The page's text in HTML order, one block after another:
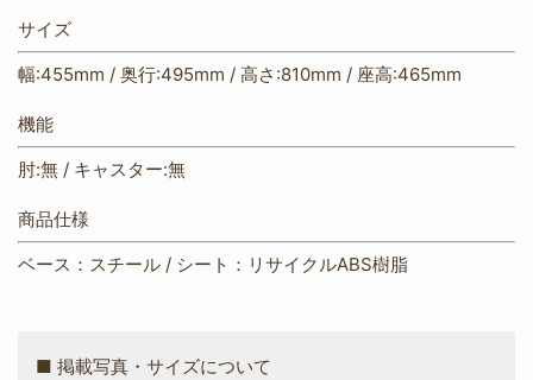
サイズ
幅:455mm / 奥行:495mm / 高さ:810mm / 座高:465mm
機能
肘:無 / キャスター:無
商品仕様
ベース：スチール / シート：リサイクルABS樹脂
■ 掲載写真・サイズについて